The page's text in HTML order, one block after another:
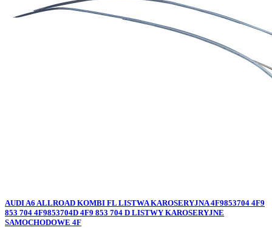
AUDI A6 ALLROAD KOMBI FL LISTWA KAROSERYJNA 4F9853704 4F9
853 704 4F9853704D 4F9 853 704 D LISTWY KAROSERYJNE
SAMOCHODOWE 4F